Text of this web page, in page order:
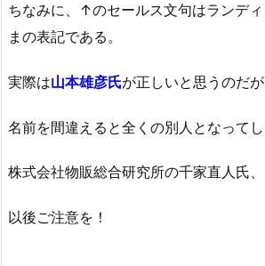
ちなみに、↑のセールス文句はランディ
まの表記である。
実際は山本雄彦氏が正しいと思うのだが
名前を間違えると全くの別人となってし
株式会社物販総合研究所の千家直人氏、
以後ご注意を！